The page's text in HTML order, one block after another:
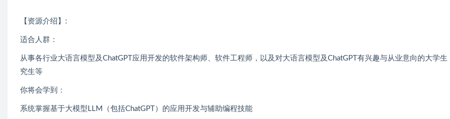
【资源介绍】:
适合人群：
从事各行业大语言模型及ChatGPT应用开发的软件架构师、软件工程师，以及对大语言模型及ChatGPT有兴趣与从业意向的大学生
究生等
你将会学到：
系统掌握基于大模型LLM（包括ChatGPT）的应用开发与辅助编程技能